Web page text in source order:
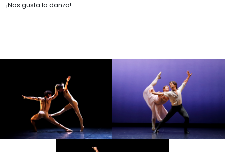
¡Nos gusta la danza!